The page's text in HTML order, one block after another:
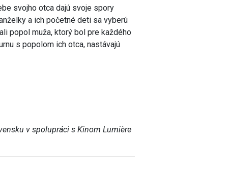
svojho otca dajú svoje spory
a ich početné deti sa vyberú
popol muža, ktorý bol pre každého
s popolom ich otca, nastávajú
v spolupráci s Kinom Lumière